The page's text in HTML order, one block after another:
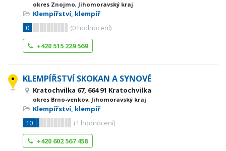
okres Znojmo, Jihomoravský kraj
Klempířství, klempíř
0
(0 hodnocení)
+420 515 229 569
KLEMPÍŘSTVÍ SKOKAN A SYNOVÉ
Kratochvilka 67, 664 91 Kratochvilka
okres Brno-venkov, Jihomoravský kraj
Klempířství, klempíř
10
(1 hodnocení)
+420 602 567 458